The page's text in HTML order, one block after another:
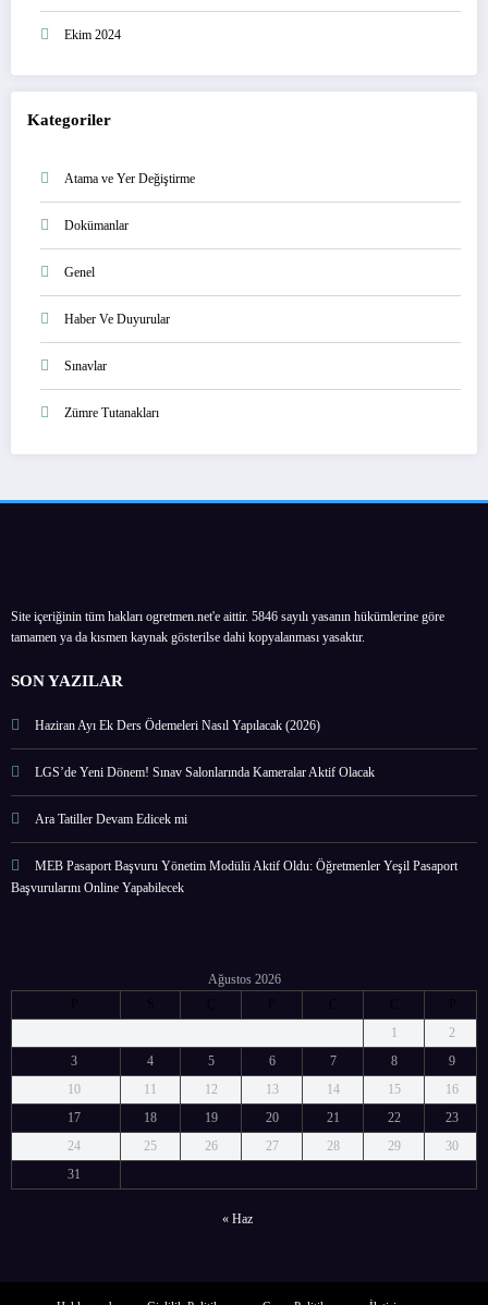
Ekim 2024
Kategoriler
Atama ve Yer Değiştirme
Dokümanlar
Genel
Haber Ve Duyurular
Sınavlar
Zümre Tutanakları
Site içeriğinin tüm hakları ogretmen.net'e aittir. 5846 sayılı yasanın hükümlerine göre
tamamen ya da kısmen kaynak gösterilse dahi kopyalanması yasaktır.
SON YAZILAR
Haziran Ayı Ek Ders Ödemeleri Nasıl Yapılacak (2026)
LGS’de Yeni Dönem! Sınav Salonlarında Kameralar Aktif Olacak
Ara Tatiller Devam Edicek mi
MEB Pasaport Başvuru Yönetim Modülü Aktif Oldu: Öğretmenler Yeşil Pasaport
Başvurularını Online Yapabilecek
Ağustos 2026
P
S Ç P C C
P
1
2
3
4 5 6 7 8
9
10
11 12 13 14 15
16
17
18 19 20 21 22
23
24
25 26 27 28 29
30
31
« Haz